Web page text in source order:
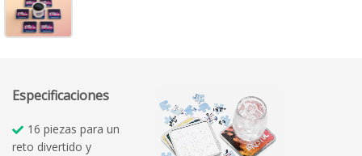
Especificaciones
16 piezas para un
reto divertido y